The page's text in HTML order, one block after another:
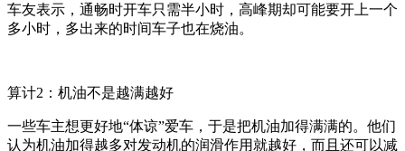
车友表示，通畅时开车只需半小时，高峰期却可能要开上一个
多小时，多出来的时间车子也在烧油。
算计2：机油不是越满越好
一些车主想更好地“体谅”爱车，于是把机油加得满满的。他们
认为机油加得越多对发动机的润滑作用就越好，而且还可以减